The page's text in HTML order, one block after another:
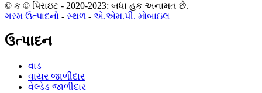
© ક © પિરાઇટ - 2020-2023: બધા હક અનામત છે.
ગરમ ઉત્પાદનો - સ્થળ - એ.એમ.પી. મોબાઇલ
ઉત્પાદન
વાડ
વાયર જાળીદાર
વેલ્ડેડ જાળીદાર